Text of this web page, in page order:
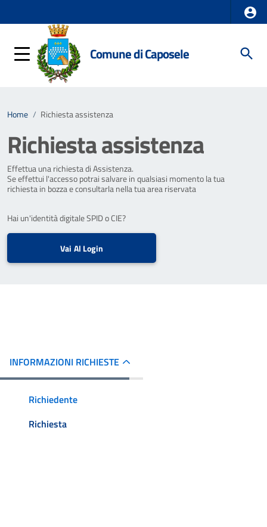
Comune di Caposele
Home / Richiesta assistenza
Richiesta assistenza
Effettua una richiesta di Assistenza.
Se effettui l'accesso potrai salvare in qualsiasi momento la tua
richiesta in bozza e consultarla nella tua area riservata
Hai un'identità digitale SPID o CIE?
Vai Al Login
INFORMAZIONI RICHIESTE
Richiedente
Richiesta